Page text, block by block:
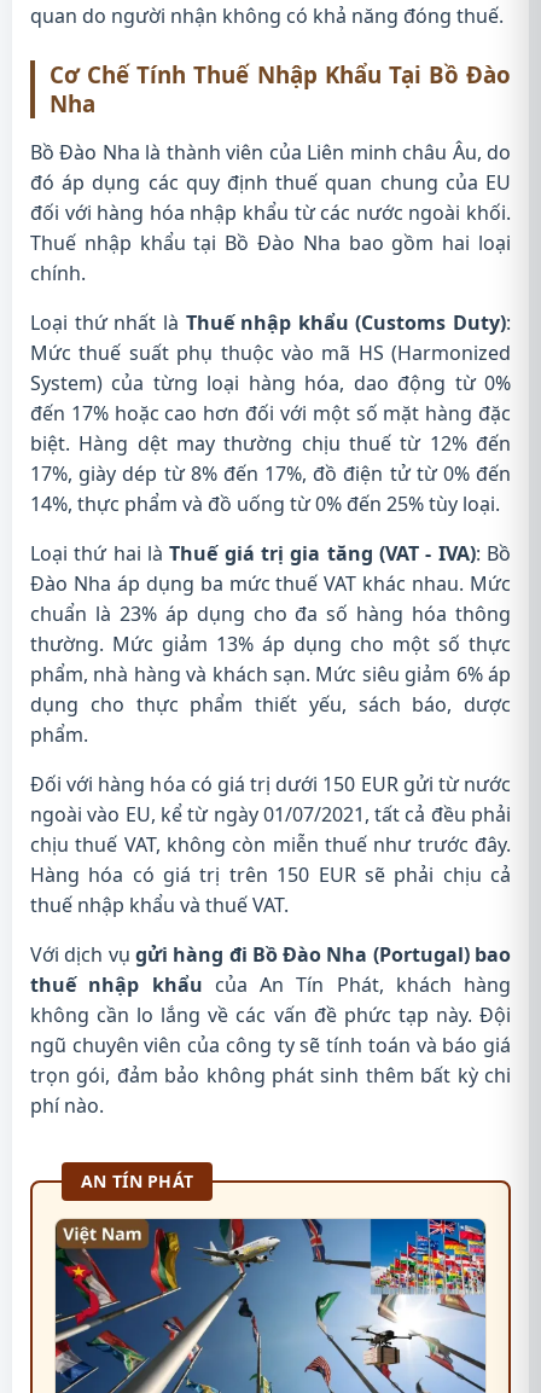
quan do người nhận không có khả năng đóng thuế.
Cơ Chế Tính Thuế Nhập Khẩu Tại Bồ Đào
Nha
Bồ Đào Nha là thành viên của Liên minh châu Âu, do
đó áp dụng các quy định thuế quan chung của EU
đối với hàng hóa nhập khẩu từ các nước ngoài khối.
Thuế nhập khẩu tại Bồ Đào Nha bao gồm hai loại
chính.
Loại thứ nhất là Thuế nhập khẩu (Customs Duty):
Mức thuế suất phụ thuộc vào mã HS (Harmonized
System) của từng loại hàng hóa, dao động từ 0%
đến 17% hoặc cao hơn đối với một số mặt hàng đặc
biệt. Hàng dệt may thường chịu thuế từ 12% đến
17%, giày dép từ 8% đến 17%, đồ điện tử từ 0% đến
14%, thực phẩm và đồ uống từ 0% đến 25% tùy loại.
Loại thứ hai làThuế giá trị gia tăng (VAT - IVA): Bồ
Đào Nha áp dụng ba mức thuế VAT khác nhau. Mức
chuẩn là 23% áp dụng cho đa số hàng hóa thông
thường. Mức giảm 13% áp dụng cho một số thực
phẩm, nhà hàng và khách sạn. Mức siêu giảm 6% áp
dụng cho thực phẩm thiết yếu, sách báo, dược
phẩm.
Đối với hàng hóa có giá trị dưới 150 EUR gửi từ nước
ngoài vào EU, kể từ ngày 01/07/2021, tất cả đều phải
chịu thuế VAT, không còn miễn thuế như trước đây.
Hàng hóa có giá trị trên 150 EUR sẽ phải chịu cả
thuế nhập khẩu và thuế VAT.
Với dịch vụ gửi hàng đi Bồ Đào Nha (Portugal) bao
thuế nhập khẩu của An Tín Phát, khách hàng
không cần lo lắng về các vấn đề phức tạp này. Đội
ngũ chuyên viên của công ty sẽ tính toán và báo giá
trọn gói, đảm bảo không phát sinh thêm bất kỳ chi
phí nào.
AN TÍN PHÁT